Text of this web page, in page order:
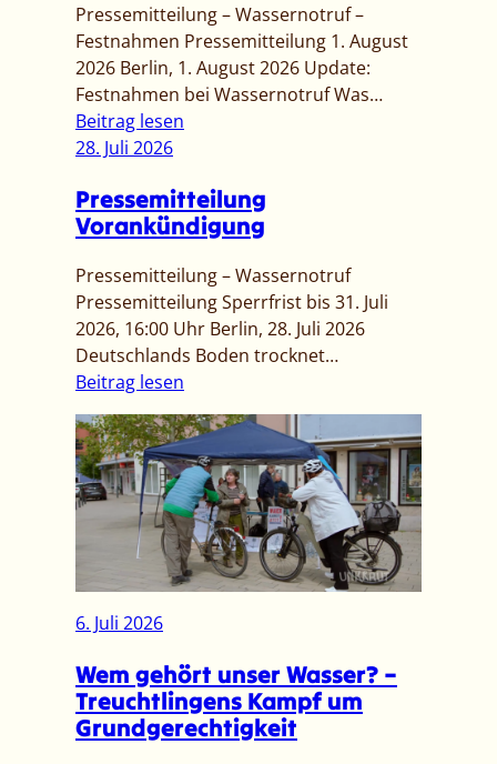
Pressemitteilung – Wassernotruf –
Festnahmen Pressemitteilung 1. August
2026 Berlin, 1. August 2026 Update:
Festnahmen bei Wassernotruf Was…
Beitrag lesen
r
e
s
e
m
i
t
t
e
i
l
u
n
g
]
p
d
a
28. Juli 2026
Pressemitteilung
Vorankündigung
Pressemitteilung – Wassernotruf
Pressemitteilung Sperrfrist bis 31. Juli
2026, 16:00 Uhr Berlin, 28. Juli 2026
Deutschlands Boden trocknet…
Beitrag lesen
P
r
e
s
s
e
m
i
e
i
l
6. Juli 2026
Wem gehört unser Wasser? –
Treuchtlingens Kampf um
Grundgerechtigkeit